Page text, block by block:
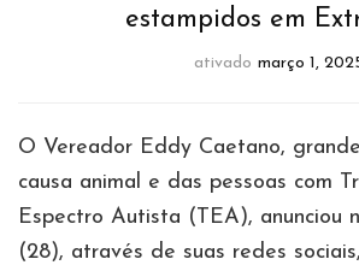
estampidos em
ativado março 1,
O Vereador Eddy Caetano,
causa animal e das pessoas com
Espectro Autista (TEA), anunciou
(28), através de suas redes